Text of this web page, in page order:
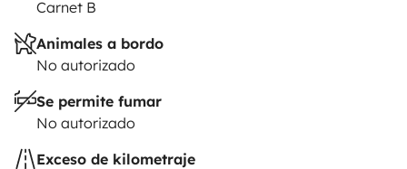
Carnet B
Animales a bordo
No autorizado
Se permite fumar
No autorizado
Exceso de kilometraje